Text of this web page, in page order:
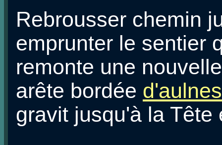
Rebrousser chemin
emprunter le sentier
remonte une
arête bordée d'aulnes
gravit jusqu'à la Tête